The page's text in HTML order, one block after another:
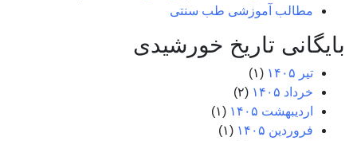
مطالب آموزشی طب سنتی
بایگانی تاریخ خورشیدی
تیر ۱۴۰۵
(۱)
خرداد ۱۴۰۵
(۲)
اردیبهشت ۱۴۰۵
(۱)
فروردین ۱۴۰۵
(۱)